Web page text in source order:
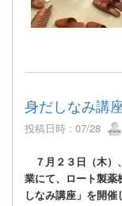
身だしなみ講
投稿日時 : 07/28
７月２３日（木）
業にて、ロート製薬
しなみ講座」を開催